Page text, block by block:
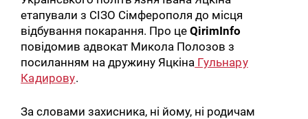
етапували з СІЗО Сімферополя до місця
відбування покарання. Про цеQirimInfo
повідомив адвокат Микола Полозов з
посиланням на дружину Яцкіна Гульнару
Кадирову.
За словами захисника, ні йому, ні родичам